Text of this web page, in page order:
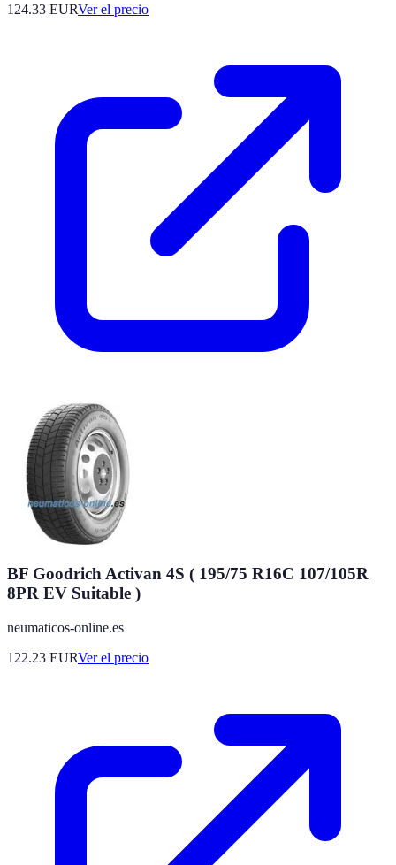
124.33 EURVer el precio
BF Goodrich Activan 4S ( 195/75 R16C 107/105R
8PR EV Suitable )
neumaticos-online.es
122.23 EURVer el precio